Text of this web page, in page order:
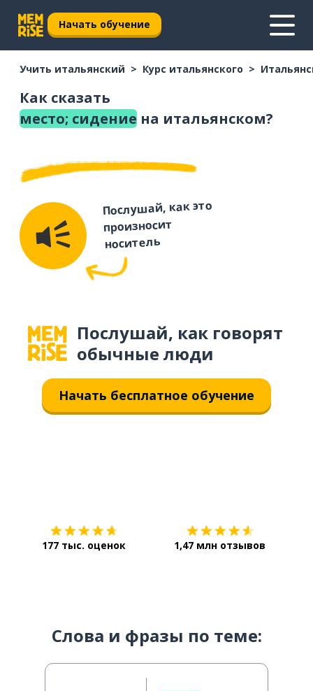
Начать обучение
Учить итальянский Курс итальянского
Как сказать
место; сидение на итальянском?
Послушай, как это
произносит
носитель
Послушай, как говорят
обычные люди
Начать бесплатное обучение
177 тыс. оценок 1,47 млн отзывов
Слова и фразы по теме: